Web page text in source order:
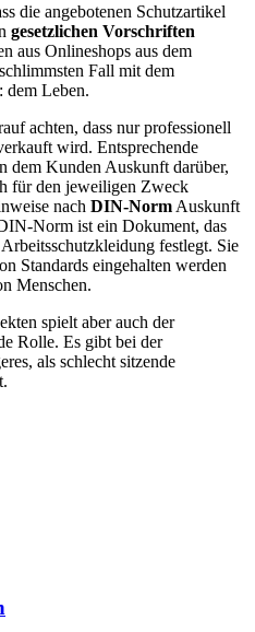
die angebotenen Schutzartikel
gesetzlichen Vorschriften
aus Onlineshops aus dem
Fall mit dem
dem Leben.
achten, dass nur professionell
wird. Entsprechende
dem Kunden Auskunft darüber,
für den jeweiligen Zweck
nach DIN-Norm Auskunft
Norm ist ein Dokument, das
festlegt. Sie
Standards eingehalten werden
Menschen.
spielt aber auch der
Rolle. Es gibt bei der
als schlecht sitzende